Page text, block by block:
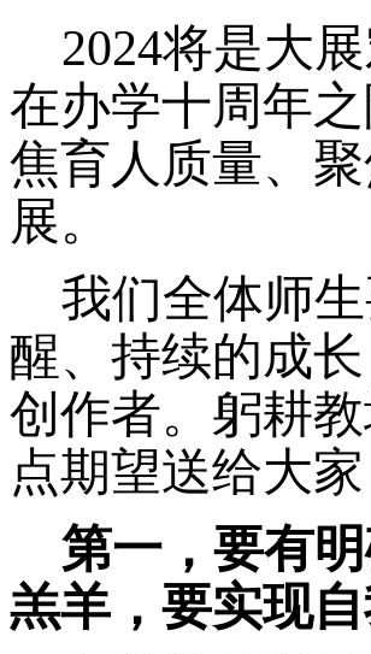
2024将是大
在办学十周年
焦育人质量、
展。
我们全体师
醒、持续的成
创作者。躬耕
点期望送给大家
第一，要有
羔羊， 要实现